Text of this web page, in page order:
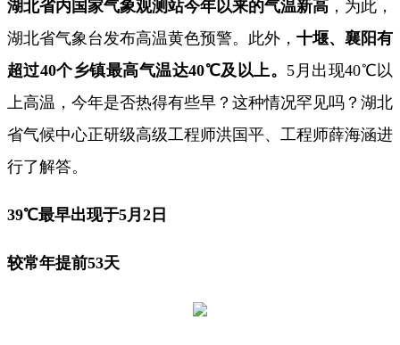
湖北省内国家气象观测站今年以来的气温新高 ，为此，
湖北省气象台发布高温黄色预警。此外， 十堰、襄阳有
超过40个乡镇最高气温达40℃及以上。 5月出现40℃以
上高温，今年是否热得有些早？这种情况罕见吗？湖北
省气候中心正研级高级工程师洪国平、工程师薛海涵进
行了解答。
39℃最早出现于5月2日
较常年提前53天